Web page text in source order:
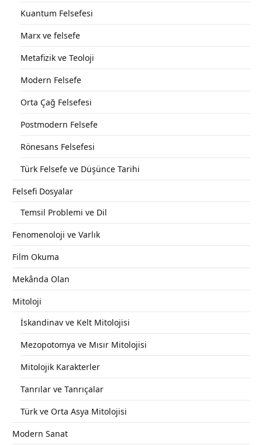
Kuantum Felsefesi
Marx ve felsefe
Metafizik ve Teoloji
Modern Felsefe
Orta Çağ Felsefesi
Postmodern Felsefe
Rönesans Felsefesi
Türk Felsefe ve Düşünce Tarihi
Felsefi Dosyalar
Temsil Problemi ve Dil
Fenomenoloji ve Varlık
Film Okuma
Mekânda Olan
Mitoloji
İskandinav ve Kelt Mitolojisi
Mezopotomya ve Mısır Mitolojisi
Mitolojik Karakterler
Tanrılar ve Tanrıçalar
Türk ve Orta Asya Mitolojisi
Modern Sanat